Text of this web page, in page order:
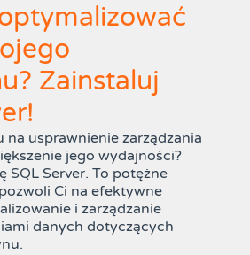
Zainstaluj
na usprawnienie zarządzania
jego wydajności?
SQL Server. To potężne
Ci na efektywne
i zarządzanie
danych dotyczących